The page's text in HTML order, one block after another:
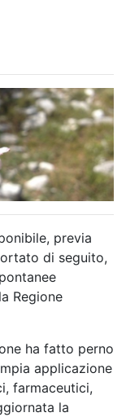
previa
di seguito,
Regione
ha fatto perno
applicazione
farmaceutici,
la